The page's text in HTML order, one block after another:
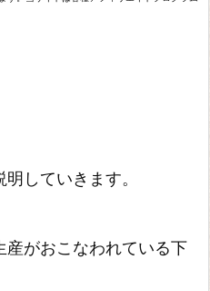
していきます。
がおこなわれている下